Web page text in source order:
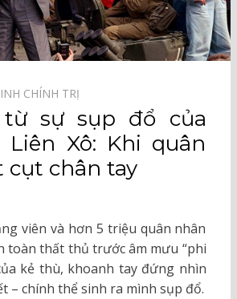
CHÍNH TRỊ⠀
từ sự sụp đổ của
Xô: Khi quân
cụt chân tay
viên và hơn 5 triệu quân nhân
toàn thất thủ trước âm mưu “phi
kẻ thù, khoanh tay đứng nhìn
– chính thể sinh ra mình sụp đổ.